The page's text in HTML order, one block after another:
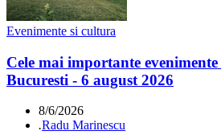
Evenimente si cultura
Cele mai importante
Bucuresti - 6 august 2026
8/6/2026
.Radu Marinescu